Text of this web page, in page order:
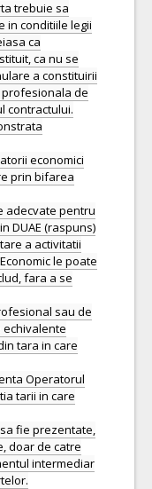
trebuie sa
in conditiile legii
ca
ca nu se
a constituirii
de
contractului.
economici
prin bifarea
adecvate pentru
DUAE (raspuns)
a activitatii
le poate
fara a se
sau de
tara in care
Operatorul
tarii in care
fie prezentate,
doar de catre
intermediar